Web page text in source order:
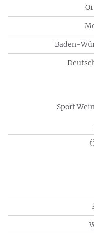
Baden-
Sport